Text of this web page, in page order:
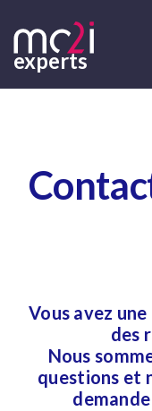
principal
experts
Contenu
Vous avez
des
Nous
questions et